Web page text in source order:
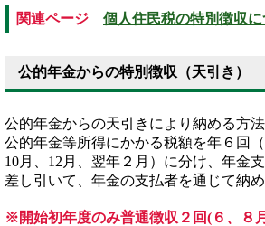
関連ページ 個人住民税の特別徴収に
公的年金からの特別徴収（天引き）
公的年金からの天引きにより納める方法
公的年金等所得にかかる税額を年６回
10月、12月、翌年２月）に分け、年金
差し引いて、年金の支払者を通じて納め
※開始初年度のみ普通徴収２回(６、８